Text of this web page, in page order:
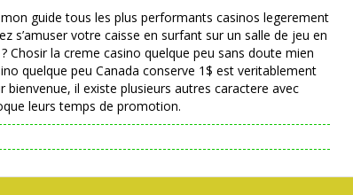
guide tous les plus performants casinos legerement
s’amuser votre caisse en surfant sur un salle de jeu en
Chosir la creme casino quelque peu sans doute mien
quelque peu Canada conserve 1$ est veritablement
il existe plusieurs autres caractere avec
leurs temps de promotion.